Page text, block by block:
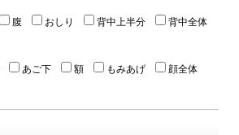
腹 おしり 背中上半分 背中全体
あご下 額 もみあげ
顔全体